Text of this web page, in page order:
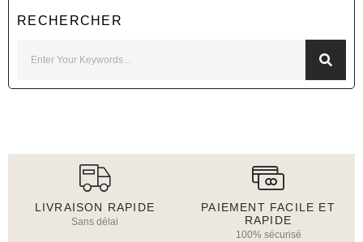
RECHERCHER
LIVRAISON RAPIDE
Sans délai
PAIEMENT FACILE ET
RAPIDE
100% sécurisé